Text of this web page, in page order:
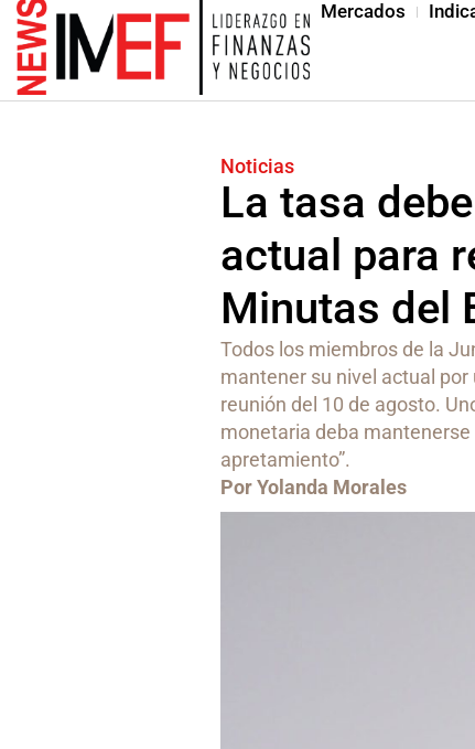
Mercados
Noticias
La tasa
actual para
Minutas del
Todos los miembros de la
mantener su nivel actual
reunión del 10 de agosto.
monetaria deba
apretamiento”.
Por Yolanda Morales